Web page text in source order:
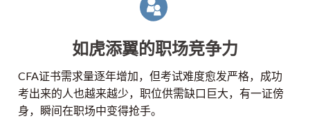
如虎添翼的职场竞争力
CFA证书需求量逐年增加，但考试难度愈发严格，成功
考出来的人也越来越少，职位供需缺口巨大，有一证傍
身，瞬间在职场中变得抢手。